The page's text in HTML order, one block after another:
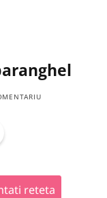
e
b
t t
reteta